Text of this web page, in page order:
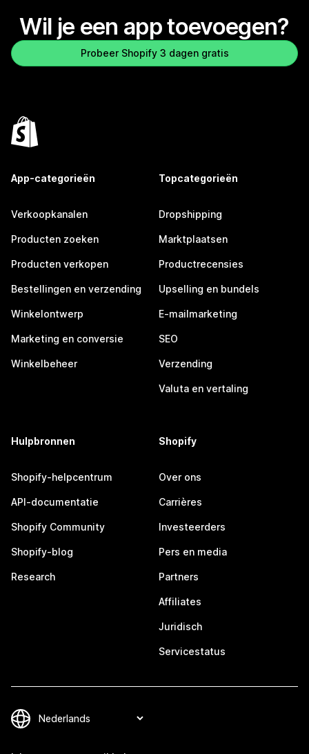
Wil je een app toevoegen?
Probeer Shopify 3 dagen gratis
App-categorieën
Verkoopkanalen
Producten zoeken
Producten verkopen
Bestellingen en verzending
Winkelontwerp
Marketing en conversie
Winkelbeheer
Topcategorieën
Dropshipping
Marktplaatsen
Productrecensies
Upselling en bundels
E-mailmarketing
SEO
Verzending
Valuta en vertaling
Hulpbronnen
Shopify-helpcentrum
API-documentatie
Shopify Community
Shopify-blog
Research
Shopify
Over ons
Carrières
Investeerders
Pers en media
Partners
Affiliates
Juridisch
Servicestatus